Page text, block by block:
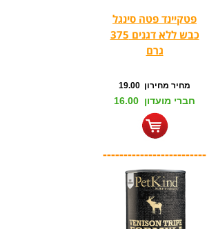
פטקיינד פטה סינגל
כבש ללא דגנים 375
גרם
מחיר מחירון 19.00
חברי מועדון 16.00
-------------------------